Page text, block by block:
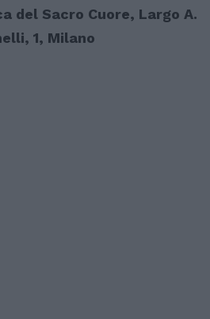
del Sacro Cuore, Largo A.
1, Milano